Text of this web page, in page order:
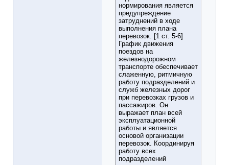
нормирования является
предупреждение
затруднений в ходе
выполнения плана
перевозок. [1 ст. 5-6]
График движения
поездов на
железнодорожном
транспорте обеспечивает
слаженную, ритмичную
работу подразделений и
служб железных дорог
при перевозках грузов и
пассажиров. Он
выражает план всей
эксплуатационной
работы и является
основой организации
перевозок. Координируя
работу всех
подразделений